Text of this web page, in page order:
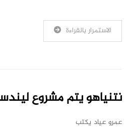
الاستمرار بالقراءة
نتنياهو يتم مشروع
عمرو عياد يكتب